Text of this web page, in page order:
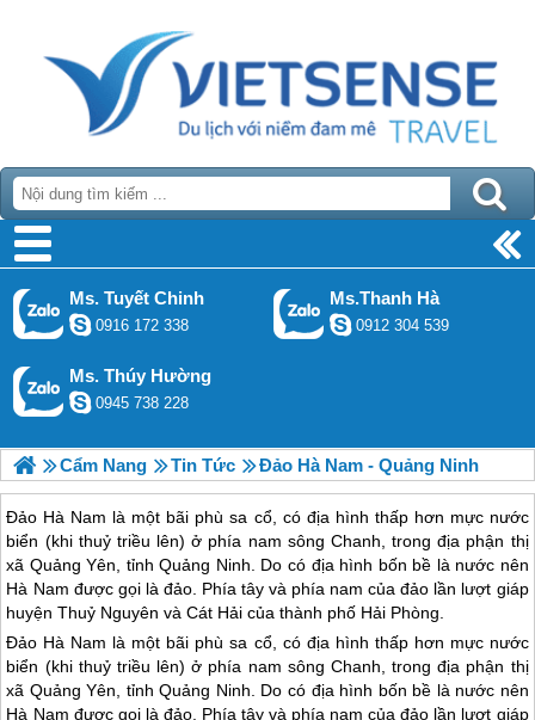
Ms. Tuyết Chinh
0916 172 338
Ms.Thanh Hà
0912 304 539
Ms. Thúy Hường
0945 738 228
Cẩm Nang Tin Tức Đảo Hà Nam - Quảng Ninh
Đảo Hà Nam là một bãi phù sa cổ, có địa hình thấp hơn mực nước
biển (khi thuỷ triều lên) ở phía nam sông Chanh, trong địa phận thị
xã Quảng Yên, tỉnh Quảng Ninh. Do có địa hình bốn bề là nước nên
Hà Nam được gọi là đảo. Phía tây và phía nam của đảo lần lượt giáp
huyện Thuỷ Nguyên và Cát Hải của thành phố Hải Phòng.
Đảo Hà Nam là một bãi phù sa cổ, có địa hình thấp hơn mực nước
biển (khi thuỷ triều lên) ở phía nam sông Chanh, trong địa phận thị
xã Quảng Yên, tỉnh Quảng Ninh. Do có địa hình bốn bề là nước nên
Hà Nam được gọi là đảo. Phía tây và phía nam của đảo lần lượt giáp